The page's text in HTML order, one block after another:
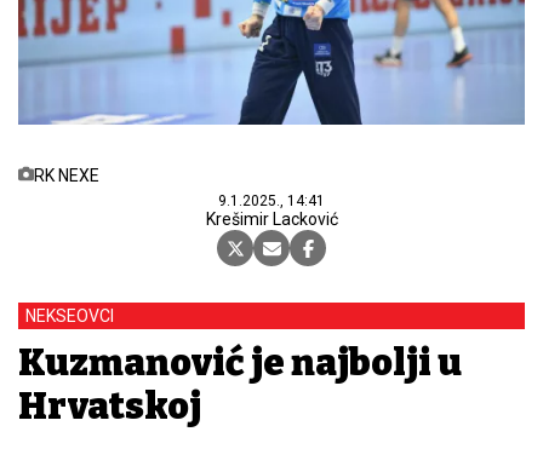
RK NEXE
9.1.2025., 14:41
Krešimir Lacković
NEKSEOVCI
Kuzmanović je najbolji u
Hrvatskoj